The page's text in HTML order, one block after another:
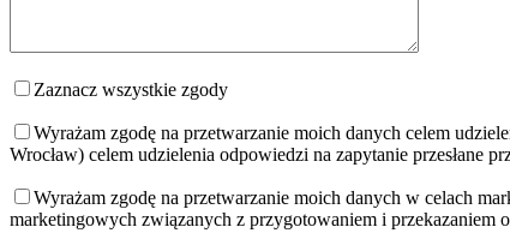
Zaznacz wszystkie zgody
Wyrażam zgodę na przetwarzanie moich danych celem
Wrocław) celem udzielenia odpowiedzi na zapytanie przesłane
Wyrażam zgodę na przetwarzanie moich danych w celach
marketingowych związanych z przygotowaniem i